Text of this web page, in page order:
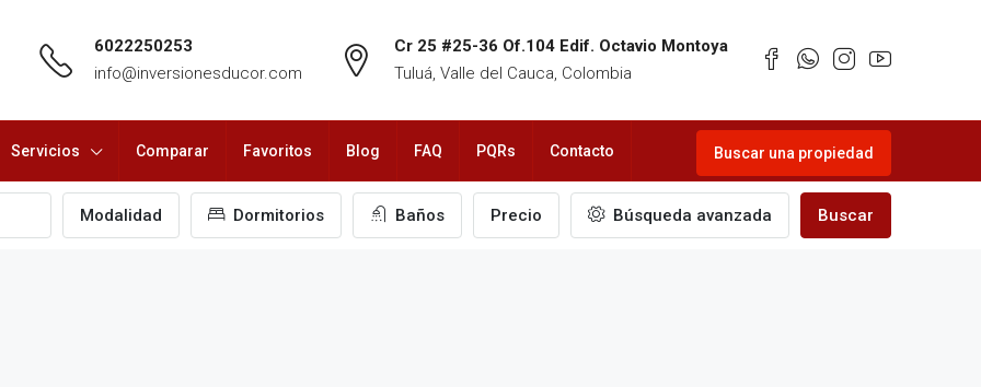
6022250253
info@inversionesducor.com
Cr 25 #25-36 Of.104 Edif. Octavio Montoya
Tuluá, Valle del Cauca, Colombia
Servicios Comparar Favoritos Blog FAQ PQRs Contacto Buscar una propiedad
Modalidad Dormitorios Baños Precio Búsqueda avanzada Buscar